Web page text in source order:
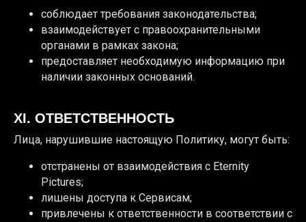
соблюдает требования законодательства;
взаимодействует с правоохранительными
органами в рамках закона;
предоставляет необходимую информацию при
наличии законных оснований.
XI. ОТВЕТСТВЕННОСТЬ
Лица, нарушившие настоящую Политику, могут быть:
отстранены от взаимодействия с Eternity
Pictures;
лишены доступа к Сервисам;
привлечены к ответственности в соответствии с